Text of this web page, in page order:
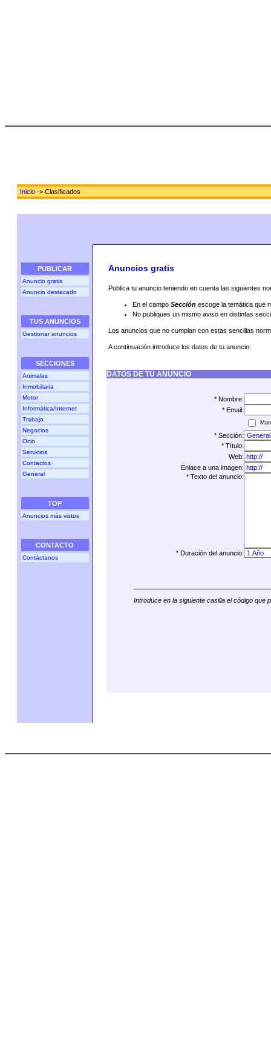
Inicio -> Clasificados
PUBLICAR
Anuncio gratis
Anuncio destacado
TUS ANUNCIOS
Gestionar anuncios
SECCIONES
Animales
Inmobiliaria
Motor
Informática/Internet
Trabajo
Negocios
Ocio
Servicios
Contactos
General
TOP
Anuncios más vistos
CONTACTO
Contáctanos
Anuncios gratis
Publica tu anuncio teniendo en cuenta las siguientes
En el campo Sección escoge la temática que
No publiques un mismo aviso en distintas
Los anuncios que no cumplan con estas sencillas
A continuación introduce los datos de tu anuncio:
DATOS DE TU ANUNCIO
* Nombre:
* Email:
* Sección:
* Título:
Web:
Enlace a una imagen:
* Texto del anuncio:
* Duración del anuncio:
Introduce en la siguiente casilla el código que